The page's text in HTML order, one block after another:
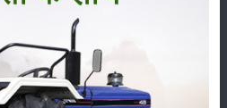
से पौधे की दूरी 50 सेमी रखनी चाहिए।
कमा सकते हैं ?
जमीन में खीरे की खेती करके 400 क्विंटल तक
पर बाजार में खीरे का भाव 20 से 40 रुपए